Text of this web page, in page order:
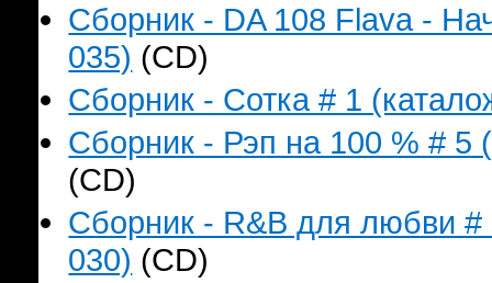
Сборник - DA 108 Flava -
035) (CD)
Сборник - Сотка # 1
Сборник - Рэп на 100 % # 5
(CD)
Сборник - R&B для любви
030) (CD)